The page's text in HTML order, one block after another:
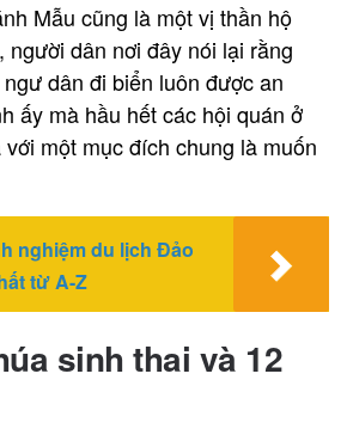
Mẫu cũng là một vị thần hộ
người dân nơi đây nói lại rằng
dân đi biển luôn được an
ấy mà hầu hết các hội quán ở
một mục đích chung là muốn
nghiệm du lịch Đảo
từ A-Z
sinh thai và 12